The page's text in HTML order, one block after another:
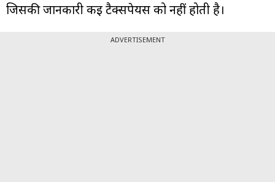
जिसकी जानकारी कई टैक्सपेयर्स को नहीं होती है।
ADVERTISEMENT